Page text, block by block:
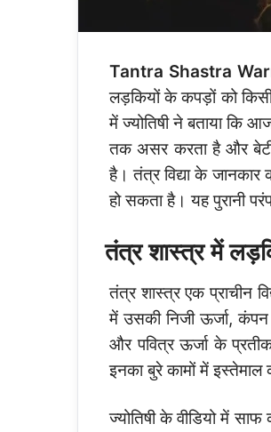
Tantra Shastra
लड़कियों के कपड़ों को
में ज्योतिषी ने बताया कि
तक असर करता है और
है। तंत्र विद्या के
हो सकता है। यह पुरानी
तंत्र शास्त्र में
तंत्र शास्त्र एक प्राचीन
में उसकी निजी ऊर्जा,
और पवित्र ऊर्जा के
इनका बुरे कामों में
ज्योतिषी के वीडियो में